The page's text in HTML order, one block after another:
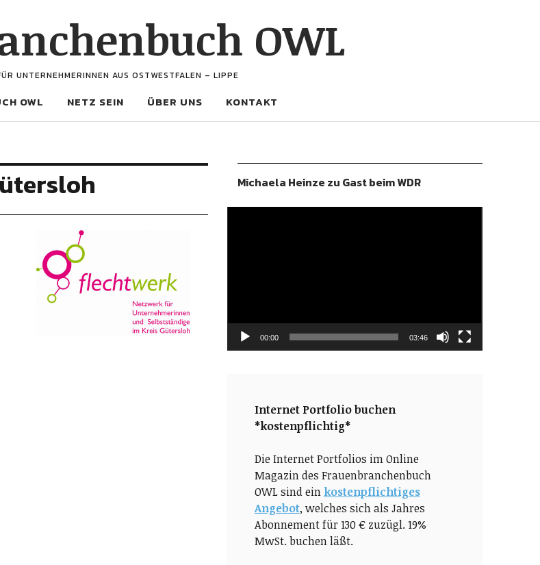
OWL
UNTERNEHMERINNEN AUS OSTWESTFALEN – LIPPE
OWL NETZ SEIN ÜBER UNS KONTAKT
Michaela Heinze zu Gast beim WDR
00:00 03:46
Internet Portfolio buchen
*kostenpflichtig*
Die Internet Portfolios im Online
Magazin des Frauenbranchenbuch
OWL sind ein kostenpflichtiges
Angebot, welches sich als Jahres
Abonnement für 130 € zuzügl. 19%
MwSt. buchen läßt.